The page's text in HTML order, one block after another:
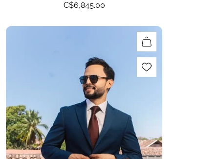
C$6,845.00